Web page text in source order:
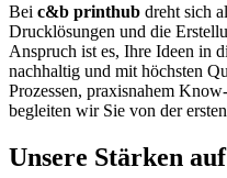
Bei c&b printhub dreht sich
Drucklösungen und die
Anspruch ist es, Ihre Ideen in
nachhaltig und mit höchsten
Prozessen, praxisnahem
begleiten wir Sie von der
Unsere Stärken